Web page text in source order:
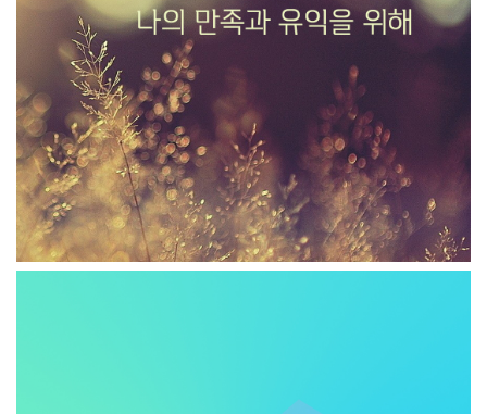
나의 만족과 유익을 위해